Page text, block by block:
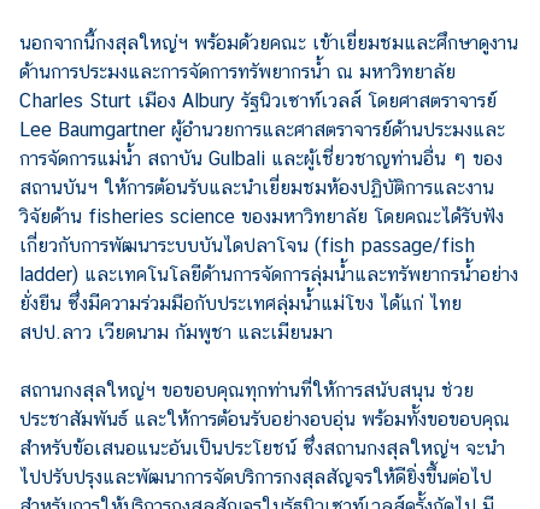
ฯ
บ
ริ
ก
า
ร
ป
ร
ะ
า
ช
น
/
แ
นอกจากนี้กงสุลใหญ่ฯ พร้อมด้วยคณะ เข้าเยี่ยมชมและศึกษาดูงาน
ด้านการประมงและการจัดการทรัพยากรน้ำ ณ มหาวิทยาลัย
Charles Sturt เมือง Albury รัฐนิวเซาท์เวลส์ โดยศาสตราจารย์
Lee Baumgartner ผู้อำนวยการและศาสตราจารย์ด้านประมงและ
การจัดการแม่น้ำ สถาบัน Gulbali และผู้เชี่ยวชาญท่านอื่น ๆ ของ
สถานบันฯ ให้การต้อนรับและนำเยี่ยมชมห้องปฏิบัติการและงาน
วิจัยด้าน fisheries science ของมหาวิทยาลัย โดยคณะได้รับฟัง
เกี่ยวกับการพัฒนาระบบบันไดปลาโจน (fish passage/fish
ladder) และเทคโนโลยีด้านการจัดการลุ่มน้ำและทรัพยากรน้ำอย่าง
ยั่งยืน ซึ่งมีความร่วมมือกับประเทศลุ่มน้ำแม่โขง ได้แก่ ไทย
สปป.ลาว เวียดนาม กัมพูชา และเมียนมา
สถานกงสุลใหญ่ฯ ขอขอบคุณทุกท่านที่ให้การสนับสนุน ช่วย
ประชาสัมพันธ์ และให้การต้อนรับอย่างอบอุ่น พร้อมทั้งขอขอบคุณ
สำหรับข้อเสนอแนะอันเป็นประโยชน์ ซึ่งสถานกงสุลใหญ่ฯ จะนำ
ไปปรับปรุงและพัฒนาการจัดบริการกงสุลสัญจรให้ดียิ่งขึ้นต่อไป